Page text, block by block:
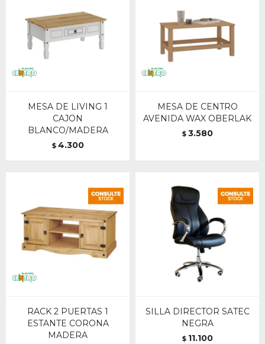
MESA DE LIVING 1
CAJON
BLANCO/MADERA
$ 4.300
MESA DE CENTRO
AVENIDA WAX OBERLAK
$ 3.580
RACK 2 PUERTAS 1
ESTANTE CORONA
MADERA
SILLA DIRECTOR SATEC
NEGRA
$ 11.100